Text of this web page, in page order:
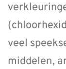
veel
middelen,